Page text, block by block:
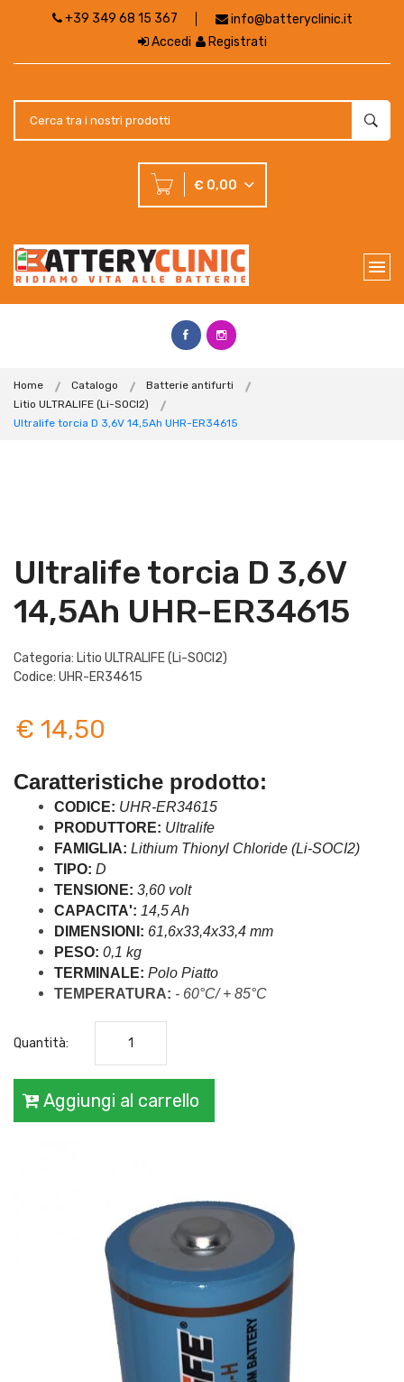
+39 349 68 15 367
info@batteryclinic.it
Accedi
Registrati
€ 0,00
Home Catalogo
Batterie antifurti
Litio ULTRALIFE (Li-SOCI2)
Ultralife torcia D 3,6V 14,5Ah UHR-ER34615
Ultralife torcia D 3,6V
14,5Ah UHR-ER34615
Categoria: Litio ULTRALIFE (Li-SOCI2)
Codice: UHR-ER34615
€ 14,50
Caratteristiche prodotto:
CODICE: UHR-ER34615
PRODUTTORE: Ultralife
FAMIGLIA: Lithium Thionyl Chloride (Li-SOCI2)
TIPO: D
TENSIONE: 3,60 volt
CAPACITA': 14,5 Ah
DIMENSIONI: 61,6x33,4x33,4 mm
PESO: 0,1 kg
TERMINALE: Polo Piatto
TEMPERATURA: - 60°C/ + 85°C
Quantità:
Aggiungi al carrello